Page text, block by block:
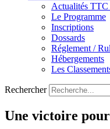
Actualités TTC
Le Programme
Inscriptions
Dossards
Réglement /
Hébergements
Les
Rechercher
Une victoire